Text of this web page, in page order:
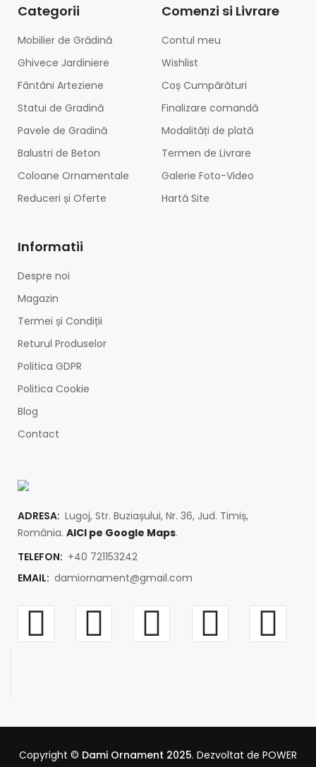
Categorii
Mobilier de Grădină
Ghivece Jardiniere
Fântâni Arteziene
Statui de Gradină
Pavele de Gradină
Balustri de Beton
Coloane Ornamentale
Reduceri și Oferte
Comenzi si Livrare
Contul meu
Wishlist
Coș Cumpărături
Finalizare comandă
Modalități de plată
Termen de Livrare
Galerie Foto-Video
Hartă Site
Informatii
Despre noi
Magazin
Termei și Condiții
Returul Produselor
Politica GDPR
Politica Cookie
Blog
Contact
ADRESA: Lugoj, Str. Buziașului, Nr. 36, Jud. Timiș,
România. AICI pe Google Maps.
TELEFON: +40 721153242
EMAIL: damiornament@gmail.com
Copyright © Dami Ornament 2025. Dezvoltat de POWER